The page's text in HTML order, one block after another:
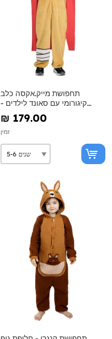
תחפושת מייק.אקסה כלב
קיגורומי עם סאונד לילדים -
מייקקרק
₪‎ 179.00
זמין